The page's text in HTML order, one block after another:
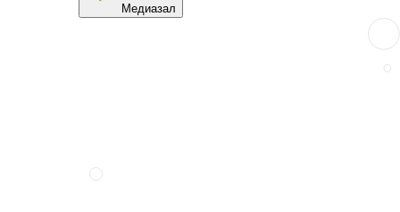
Медиазал